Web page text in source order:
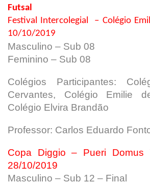
Futsal
Festival Intercolegial – Colégio
10/10/2019
Masculino – Sub 08
Feminino – Sub 08
Colégios Participantes:
Cervantes, Colégio Emilie
Colégio Elvira Brandão
Professor: Carlos Eduardo
Copa Diggio – Pueri Domus
28/10/2019
Masculino – Sub 12 – Final